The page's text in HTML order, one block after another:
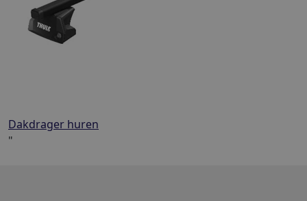
Dakdrager huren
"